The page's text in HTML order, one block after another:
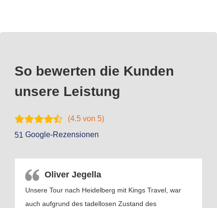
So bewerten die Kunden
unsere Leistung
(4.5 von 5)
51 Google-Rezensionen
Oliver Jegella
Unsere Tour nach Heidelberg mit Kings Travel, war
auch aufgrund des tadellosen Zustand des